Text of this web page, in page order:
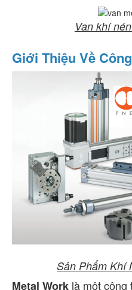
Van khí
Giới Thiệu Về
Sản Phẩm Khí
Metal Work là một công